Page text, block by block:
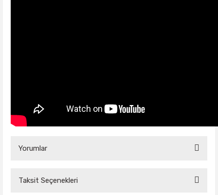
Yorumlar
Taksit Seçenekleri